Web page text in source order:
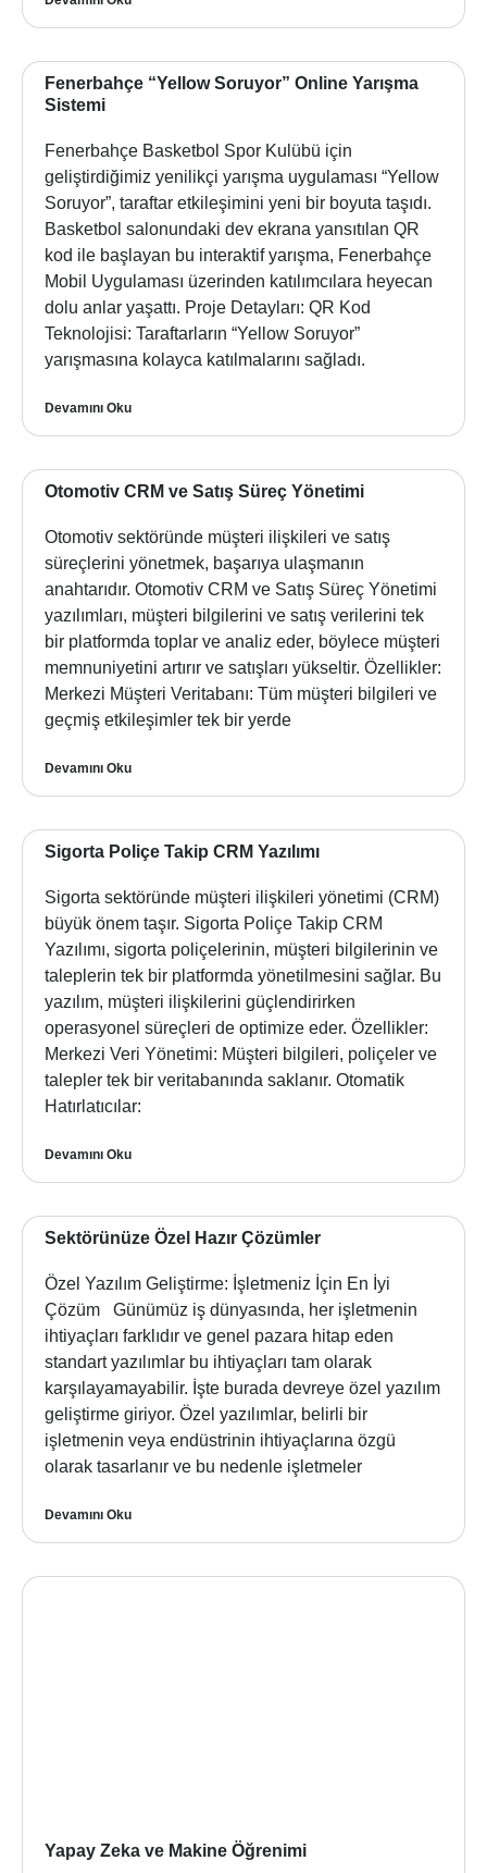
Fenerbahçe “Yellow Soruyor” Online Yarışma
Sistemi
Fenerbahçe Basketbol Spor Kulübü için
geliştirdiğimiz yenilikçi yarışma uygulaması “Yellow
Soruyor”, taraftar etkileşimini yeni bir boyuta taşıdı.
Basketbol salonundaki dev ekrana yansıtılan QR
kod ile başlayan bu interaktif yarışma, Fenerbahçe
Mobil Uygulaması üzerinden katılımcılara heyecan
dolu anlar yaşattı. Proje Detayları: QR Kod
Teknolojisi: Taraftarların “Yellow Soruyor”
yarışmasına kolayca katılmalarını sağladı.
Devamını Oku
Otomotiv CRM ve Satış Süreç Yönetimi
Otomotiv sektöründe müşteri ilişkileri ve satış
süreçlerini yönetmek, başarıya ulaşmanın
anahtarıdır. Otomotiv CRM ve Satış Süreç Yönetimi
yazılımları, müşteri bilgilerini ve satış verilerini tek
bir platformda toplar ve analiz eder, böylece müşteri
memnuniyetini artırır ve satışları yükseltir. Özellikler:
Merkezi Müşteri Veritabanı: Tüm müşteri bilgileri ve
geçmiş etkileşimler tek bir yerde
Devamını Oku
Sigorta Poliçe Takip CRM Yazılımı
Sigorta sektöründe müşteri ilişkileri yönetimi (CRM)
büyük önem taşır. Sigorta Poliçe Takip CRM
Yazılımı, sigorta poliçelerinin, müşteri bilgilerinin ve
taleplerin tek bir platformda yönetilmesini sağlar. Bu
yazılım, müşteri ilişkilerini güçlendirirken
operasyonel süreçleri de optimize eder. Özellikler:
Merkezi Veri Yönetimi: Müşteri bilgileri, poliçeler ve
talepler tek bir veritabanında saklanır. Otomatik
Hatırlatıcılar:
Devamını Oku
Sektörünüze Özel Hazır Çözümler
Özel Yazılım Geliştirme: İşletmeniz İçin En İyi
Çözüm Günümüz iş dünyasında, her işletmenin
ihtiyaçları farklıdır ve genel pazara hitap eden
standart yazılımlar bu ihtiyaçları tam olarak
karşılayamayabilir. İşte burada devreye özel yazılım
geliştirme giriyor. Özel yazılımlar, belirli bir
işletmenin veya endüstrinin ihtiyaçlarına özgü
olarak tasarlanır ve bu nedenle işletmeler
Devamını Oku
Yapay Zeka ve Makine Öğrenimi